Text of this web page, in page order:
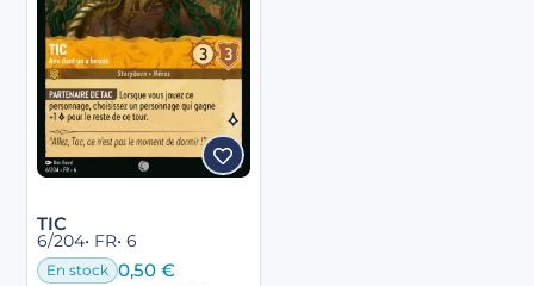
TIC
6/204• FR• 6
En stock 0,50€